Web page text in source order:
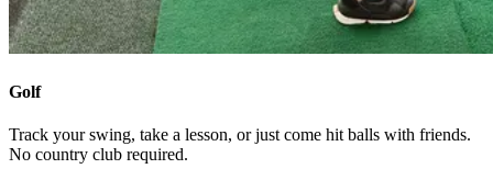
Golf​​​​‌ ‍ ​‍​‍‌‍ ‌ ​‍‌‍‍‌‌‍‌ ‌‍‍‌‌‍ ‍​‍​‍​ ‍‍​‍​‍‌ ​ ‌‍​‌‌‍ ‍‌‍‍‌‌ ‌​‌ ‍‌​‍ ‍‌‍‍‌‌‍ ​‍​‍​‍ ​​‍​‍‌‍‍​‌ ​‍‌‍‌‌‌‍‌‍​‍​‍​ ‍‍​‍​‍‌‍‍​‌ ‌​‌ ‌​‌ ​​‌ ​ ​ ‍‍​‍ ​‍ ‌‍​ ‌‍‍​‌‍‌‌‌‍ ​‌ ​ ‌‍‌‌‌‍​‌‌ ​​‌‍‍‌‌‍‌‌‌ ​‍‌ ​ ​‍ ‍‌ ​ ‌‍​‌‌‍ ‍‌‍‍‌‌ ‌​‌ ‍‌​‍ ‍‌ ​ ‌ ‌​‌ ‌‌‌‍‌​‌‍‍‌‌‍ ​‍ ‌‍‍‌‌‍ ‍‌ ‌​‌‍‌‌‌‍ ‍‌ ‌​​‍ ‌‍‌‌‌‍‌​‌‍‍‌‌ ‌​​‍ ‌‍ ‌‌‍ ‌‍‌​‌‍‌‌​ ‌‌ ​​‌ ​‍‌‍‌‌‌ ​ ‌‍‌‌‌‍ ‍‌ ‌​‌‍​‌‌ ‌​‌‍‍‌‌‍ ‌‍ ‍​ ‍ ‌‍‍‌‌‍‌​​ ‌‌‍‍​‌‍ ‌‍ ‌‌‍‌‌‌‌​​‌‍​‌‌‍‌ ‌‍‌‌​ ‍ ‌ ‌​‌ ‍‌‌ ​​‌‍‌‌​ ‌‌‍‍​‌‍ ‌‍ ‌‌‍‌‌‌‌​​‌‍​‌‌‍‌ ‌‍‌‌​ ‍ ‌ ​​‌‍​‌‌ ‌​‌‍‍​​ ‌‌ ​​‌‍​‌‌‍‌ ‌‍‌‌‌​​‍‌ ‌‌‌‍‍‌‌‍ ​‌‍‌​‌‍‌‌‌ ​‍​‍‌‌​ ‌‌‌​​‍‌‌ ‌‍‍ ‌‍‌‌‌ ‍‌​‍‌‌​ ​ ‌​‌​​‍‌‌​ ​ ‌​‌​​‍‌‌​ ​‍​ ​‍​ ‍‌‌‍‌​​ ‍​‌‍‌​​ ​‌‌‍‌‌​ ​ ‌‍‌‍‌‍​ ​ ​‌‌‍​‌​ ‌ ​‍‌‌​ ​‍​ ​‍​‍‌‌​ ‌‌‌​‌​​‍ ‍‌ ‌​‌‍​‌‌‍​‍‌ ​ ​‍‌‌​ ‌‌‌​​‍‌‌ ‌‍‍ ‌‍‌‌‌ ‍‌​‍‌‌​ ​ ‌​‌​​‍‌‌​ ​ ‌​‌​​‍‌‌​ ​‍​ ​‍​ ​​​ ​​‌‍‌‌​ ‍​​ ​​‌‍​ ​ ‍‌​ ‍‌‌‍​ ​ ​‌​ ​‌​ ‍‌​‍‌‌​ ​‍​ ​‍​‍‌‌​ ‌‌‌​‌​​‍ ‍‌‍​ ‌‍ ‌‍ ‍‌ ‌​‌‍‌‌‌‍ ‍‌ ‌​​‍‌‌​ ‌‌‌​​‍‌‌ ‌‍‍ ‌‍‌‌‌ ‍‌​‍‌‌​ ​ ‌​‌​​‍‌‌​ ​ ‌​‌​​‍‌‌​ ​‍​ ​‍​ ​​​ ‍​​ ‌ ‌‍‌‌​ ​‍​ ‌ ​ ​​​ ‌ ‌‍‌​​ ​​​ ​​‌‍​ ​‍‌‌​ ​‍​ ​‍​‍‌‌​ ‌‌‌​‌​​‍ ‍‌ ‌​‌‍‍‌‌ ‌​‌‍ ​‌‍‌‌​ ‌‍​‍‌‍​‌‌ ​ ‌‍‌‌‌‌‌‌‌ ​‍‌‍ ​​ ‌‌‍‍​‌ ‌​‌ ‌​‌ ​​‌ ​ ​‍‌‌​ ​ ‌​​‌​‍‌‌​ ​‍‌​‌‍​‍‌‌​ ​‍‌​‌‍‌‍​ ‌‍‍​‌‍‌‌‌‍ ​‌ ​ ‌‍‌‌‌‍​‌‌ ​​‌‍‍‌‌‍‌‌‌ ​‍‌ ​ ​‍ ‍‌ ​ ‌‍​‌‌‍ ‍‌‍‍‌‌ ‌​‌ ‍‌​‍ ‍‌ ​ ‌ ‌​‌ ‌‌‌‍‌​‌‍‍‌‌‍ ​‍‌‍‌‍‍‌‌‍‌​​ ‌‌‍‍​‌‍ ‌‍ ‌‌‍‌‌‌‌​​‌‍​‌‌‍‌ ‌‍‌‌​‍‌‍‌ ‌​‌ ‍‌‌ ​​‌‍‌‌​ ‌‌‍‍​‌‍ ‌‍ ‌‌‍‌‌‌‌​​‌‍​‌‌‍‌ ‌‍‌‌​‍‌‍‌ ​​‌‍​‌‌ ‌​‌‍‍​​ ‌‌ ​​‌‍​‌‌‍‌ ‌‍‌‌‌​​‍‌ ‌‌‌‍‍‌‌‍ ​‌‍‌​‌‍‌‌‌ ​‍​‍‌‌​ ‌‌‌​​‍‌‌ ‌‍‍ ‌‍‌‌‌ ‍‌​‍‌‌​ ​ ‌​‌​​‍‌‌​ ​ ‌​‌​​‍‌‌​ ​‍​ ​‍​ ‍‌‌‍‌​​ ‍​‌‍‌​​ ​‌‌‍‌‌​ ​ ‌‍‌‍‌‍​ ​ ​‌‌‍​‌​ ‌ ​‍‌‌​ ​‍​ ​‍​‍‌‌​ ‌‌‌​‌​​‍ ‍‌ ‌​‌‍​‌‌‍​‍‌ ​ ​‍‌‌​ ‌‌‌​​‍‌‌ ‌‍‍ ‌‍‌‌‌ ‍‌​‍‌‌​ ​ ‌​‌​​‍‌‌​ ​ ‌​‌​​‍‌‌​ ​‍​ ​‍​ ​​​ ​​‌‍‌‌​ ‍​​ ​​‌‍​ ​ ‍‌​ ‍‌‌‍​ ​ ​‌​ ​‌​ ‍‌​‍‌‌​ ​‍​ ​‍​‍‌‌​ ‌‌‌​‌​​‍ ‍‌‍​ ‌‍ ‌‍ ‍‌ ‌​‌‍‌‌‌‍ ‍‌ ‌​​‍‌‌​ ‌‌‌​​‍‌‌ ‌‍‍ ‌‍‌‌‌ ‍‌​‍‌‌​ ​ ‌​‌​​‍‌‌​ ​ ‌​‌​​‍‌‌​ ​‍​ ​‍​ ​​​ ‍​​ ‌ ‌‍‌‌​ ​‍​ ‌ ​ ​​​ ‌ ‌‍‌​​ ​​​ ​​‌‍​ ​‍‌‌​ ​‍​ ​‍​‍‌‌​ ‌‌‌​‌​​‍ ‍‌ ‌​‌‍‍‌‌ ‌​‌‍ ​‌‍‌‌​‍‌‍‌ ​​‌‍‌‌‌ ​‍‌ ​ ‌ ​​‌‍‌‌‌‍​ ‌ ‌​‌‍‍‌‌ ‌‍‌‍‌‌​ ‌‌ ​​‌ ‌‌‌‍​‍‌‍ ​‌‍‍‌‌ ​ ‌‍‍​‌‍‌‌‌‍‌​​‍​‍‌ ‌
Track your swing, take a lesson, or just come hit balls with friends.
No country club required.​​​​‌ ‍ ​‍​‍‌‍ ‌ ​‍‌‍‍‌‌‍‌ ‌‍‍‌‌‍ ‍​‍​‍​ ‍‍​‍​‍‌ ​ ‌‍​‌‌‍ ‍‌‍‍‌‌ ‌​‌ ‍‌​‍ ‍‌‍‍‌‌‍ ​‍​‍​‍ ​​‍​‍‌‍‍​‌ ​‍‌‍‌‌‌‍‌‍​‍​‍​ ‍‍​‍​‍‌‍‍​‌ ‌​‌ ‌​‌ ​​‌ ​ ​ ‍‍​‍ ​‍ ‌‍​ ‌‍‍​‌‍‌‌‌‍ ​‌ ​ ‌‍‌‌‌‍​‌‌ ​​‌‍‍‌‌‍‌‌‌ ​‍‌ ​ ​‍ ‍‌ ​ ‌‍​‌‌‍ ‍‌‍‍‌‌ ‌​‌ ‍‌​‍ ‍‌ ​ ‌ ‌​‌ ‌‌‌‍‌​‌‍‍‌‌‍ ​‍ ‌‍‍‌‌‍ ‍‌ ‌​‌‍‌‌‌‍ ‍‌ ‌​​‍ ‌‍‌‌‌‍‌​‌‍‍‌‌ ‌​​‍ ‌‍ ‌‌‍ ‌‍‌​‌‍‌‌​ ‌‌ ​​‌ ​‍‌‍‌‌‌ ​ ‌‍‌‌‌‍ ‍‌ ‌​‌‍​‌‌ ‌​‌‍‍‌‌‍ ‌‍ ‍​ ‍ ‌‍‍‌‌‍‌​​ ‌‌‍‍​‌‍ ‌‍ ‌‌‍‌‌‌‌​​‌‍​‌‌‍‌ ‌‍‌‌​ ‍ ‌ ‌​‌ ‍‌‌ ​​‌‍‌‌​ ‌‌‍‍​‌‍ ‌‍ ‌‌‍‌‌‌‌​​‌‍​‌‌‍‌ ‌‍‌‌​ ‍ ‌ ​​‌‍​‌‌ ‌​‌‍‍​​ ‌‌ ​​‌‍​‌‌‍‌ ‌‍‌‌‌​​‍‌ ‌‌‌‍‍‌‌‍ ​‌‍‌​‌‍‌‌‌ ​‍​‍‌‌​ ‌‌‌​​‍‌‌ ‌‍‍ ‌‍‌‌‌ ‍‌​‍‌‌​ ​ ‌​‌​​‍‌‌​ ​ ‌​‌​​‍‌‌​ ​‍​ ​‍​ ‍‌‌‍‌​​ ‍​‌‍‌​​ ​‌‌‍‌‌​ ​ ‌‍‌‍‌‍​ ​ ​‌‌‍​‌​ ‌ ​‍‌‌​ ​‍​ ​‍​‍‌‌​ ‌‌‌​‌​​‍ ‍‌ ‌​‌‍​‌‌‍​‍‌ ​ ​‍‌‌​ ‌‌‌​​‍‌‌ ‌‍‍ ‌‍‌‌‌ ‍‌​‍‌‌​ ​ ‌​‌​​‍‌‌​ ​ ‌​‌​​‍‌‌​ ​‍​ ​‍​ ​​​ ​​‌‍‌‌​ ‍​​ ​​‌‍​ ​ ‍‌​ ‍‌‌‍​ ​ ​‌​ ​‌​ ‍‌​‍‌‌​ ​‍​ ​‍​‍‌‌​ ‌‌‌​‌​​‍ ‍‌‍​ ‌‍ ‌‍ ‍‌ ‌​‌‍‌‌‌‍ ‍‌ ‌​​‍‌‌​ ‌‌‌​​‍‌‌ ‌‍‍ ‌‍‌‌‌ ‍‌​‍‌‌​ ​ ‌​‌​​‍‌‌​ ​ ‌​‌​​‍‌‌​ ​‍​ ​‍​ ​​​ ‍​​ ‌ ‌‍‌‌​ ​‍​ ‌ ​ ​​​ ‌ ‌‍‌​​ ​​​ ​​‌‍​ ​‍‌‌​ ​‍​ ​‍​‍‌‌​ ‌‌‌​‌​​‍ ‍‌ ​‍‌‍‍‌‌‍​ ‌‍‍​‌‌‌​‌‍‌‌‌ ‍​‌ ‌​​‍‌‌​ ‌‌‌​​‍‌‌ ‌‍‍ ‌‍‌‌‌ ‍‌​‍‌‌​ ​ ‌​‌​​‍‌‌​ ​ ‌​‌​​‍‌‌​ ​‍​ ​‍‌‍​‌‌‍​ ‌‍‌​​ ​ ​ ‍​​ ‍​​ ​​​ ​ ​ ​‍​ ‌‌‌‍​ ‌‍‌​​‍‌‌​ ​‍​ ​‍​‍‌‌​ ‌‌‌​‌​​‍ ‍‌‍​ ‌‍‍​‌‍‍‌‌‍ ​‌‍‌​‌ ​‍‌‍‌‌‌‍ ‍​‍‌‌​ ‌‌‌​​‍‌‌ ‌‍‍ ‌‍‌‌‌ ‍‌​‍‌‌​ ​ ‌​‌​​‍‌‌​ ​ ‌​‌​​‍‌‌​ ​‍​ ​‍​ ​‍‌‍​ ​ ‌‍​ ​‍​ ‌ ​ ‌​‌‍​ ‌‍​‍​ ‍‌​ ​​​ ‌‍‌‍​ ​‍‌‌​ ​‍​ ​‍​‍‌‌​ ‌‌‌​‌​​‍ ‍‌ ‌​‌‍‌‌‌ ‍​‌ ‌​​ ‌‍​‍‌‍​‌‌ ​ ‌‍‌‌‌‌‌‌‌ ​‍‌‍ ​​ ‌‌‍‍​‌ ‌​‌ ‌​‌ ​​‌ ​ ​‍‌‌​ ​ ‌​​‌​‍‌‌​ ​‍‌​‌‍​‍‌‌​ ​‍‌​‌‍‌‍​ ‌‍‍​‌‍‌‌‌‍ ​‌ ​ ‌‍‌‌‌‍​‌‌ ​​‌‍‍‌‌‍‌‌‌ ​‍‌ ​ ​‍ ‍‌ ​ ‌‍​‌‌‍ ‍‌‍‍‌‌ ‌​‌ ‍‌​‍ ‍‌ ​ ‌ ‌​‌ ‌‌‌‍‌​‌‍‍‌‌‍ ​‍‌‍‌‍‍‌‌‍‌​​ ‌‌‍‍​‌‍ ‌‍ ‌‌‍‌‌‌‌​​‌‍​‌‌‍‌ ‌‍‌‌​‍‌‍‌ ‌​‌ ‍‌‌ ​​‌‍‌‌​ ‌‌‍‍​‌‍ ‌‍ ‌‌‍‌‌‌‌​​‌‍​‌‌‍‌ ‌‍‌‌​‍‌‍‌ ​​‌‍​‌‌ ‌​‌‍‍​​ ‌‌ ​​‌‍​‌‌‍‌ ‌‍‌‌‌​​‍‌ ‌‌‌‍‍‌‌‍ ​‌‍‌​‌‍‌‌‌ ​‍​‍‌‌​ ‌‌‌​​‍‌‌ ‌‍‍ ‌‍‌‌‌ ‍‌​‍‌‌​ ​ ‌​‌​​‍‌‌​ ​ ‌​‌​​‍‌‌​ ​‍​ ​‍​ ‍‌‌‍‌​​ ‍​‌‍‌​​ ​‌‌‍‌‌​ ​ ‌‍‌‍‌‍​ ​ ​‌‌‍​‌​ ‌ ​‍‌‌​ ​‍​ ​‍​‍‌‌​ ‌‌‌​‌​​‍ ‍‌ ‌​‌‍​‌‌‍​‍‌ ​ ​‍‌‌​ ‌‌‌​​‍‌‌ ‌‍‍ ‌‍‌‌‌ ‍‌​‍‌‌​ ​ ‌​‌​​‍‌‌​ ​ ‌​‌​​‍‌‌​ ​‍​ ​‍​ ​​​ ​​‌‍‌‌​ ‍​​ ​​‌‍​ ​ ‍‌​ ‍‌‌‍​ ​ ​‌​ ​‌​ ‍‌​‍‌‌​ ​‍​ ​‍​‍‌‌​ ‌‌‌​‌​​‍ ‍‌‍​ ‌‍ ‌‍ ‍‌ ‌​‌‍‌‌‌‍ ‍‌ ‌​​‍‌‌​ ‌‌‌​​‍‌‌ ‌‍‍ ‌‍‌‌‌ ‍‌​‍‌‌​ ​ ‌​‌​​‍‌‌​ ​ ‌​‌​​‍‌‌​ ​‍​ ​‍​ ​​​ ‍​​ ‌ ‌‍‌‌​ ​‍​ ‌ ​ ​​​ ‌ ‌‍‌​​ ​​​ ​​‌‍​ ​‍‌‌​ ​‍​ ​‍​‍‌‌​ ‌‌‌​‌​​‍ ‍‌ ​‍‌‍‍‌‌‍​ ‌‍‍​‌‌‌​‌‍‌‌‌ ‍​‌ ‌​​‍‌‌​ ‌‌‌​​‍‌‌ ‌‍‍ ‌‍‌‌‌ ‍‌​‍‌‌​ ​ ‌​‌​​‍‌‌​ ​ ‌​‌​​‍‌‌​ ​‍​ ​‍‌‍​‌‌‍​ ‌‍‌​​ ​ ​ ‍​​ ‍​​ ​​​ ​ ​ ​‍​ ‌‌‌‍​ ‌‍‌​​‍‌‌​ ​‍​ ​‍​‍‌‌​ ‌‌‌​‌​​‍ ‍‌‍​ ‌‍‍​‌‍‍‌‌‍ ​‌‍‌​‌ ​‍‌‍‌‌‌‍ ‍​‍‌‌​ ‌‌‌​​‍‌‌ ‌‍‍ ‌‍‌‌‌ ‍‌​‍‌‌​ ​ ‌​‌​​‍‌‌​ ​ ‌​‌​​‍‌‌​ ​‍​ ​‍​ ​‍‌‍​ ​ ‌‍​ ​‍​ ‌ ​ ‌​‌‍​ ‌‍​‍​ ‍‌​ ​​​ ‌‍‌‍​ ​‍‌‌​ ​‍​ ​‍​‍‌‌​ ‌‌‌​‌​​‍ ‍‌ ‌​‌‍‌‌‌ ‍​‌ ‌​​‍‌‍‌ ​​‌‍‌‌‌ ​‍‌ ​ ‌ ​​‌‍‌‌‌‍​ ‌ ‌​‌‍‍‌‌ ‌‍‌‍‌‌​ ‌‌ ​​‌ ‌‌‌‍​‍‌‍ ​‌‍‍‌‌ ​ ‌‍‍​‌‍‌‌‌‍‌​​‍​‍‌ ‌